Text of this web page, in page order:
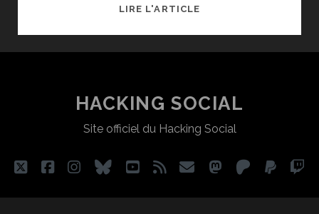
LIRE L'ARTICLE
« L’ADDICTION » À
INTERNET
[AJ5]
HACKING SOCIAL
Site officiel du Hacking Social
twitterfacebook
instagram
blueskyyoutube
rss emailmastodon
patreon